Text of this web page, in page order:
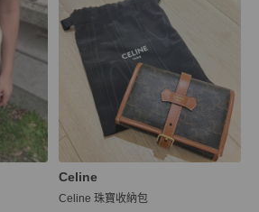
Celine
Celine 珠寶收納包